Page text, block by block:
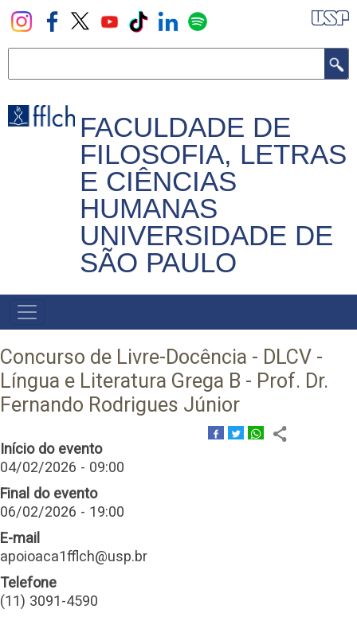
Pular
para
principal
FACULDADE DE
FILOSOFIA, LETRAS
E CIÊNCIAS
HUMANAS
UNIVERSIDADE DE
SÃO PAULO
NAVEGADOR
PRINCIPAL
Concurso de Livre-Docência - DLCV -
Língua e Literatura Grega B - Prof. Dr.
Fernando Rodrigues Júnior
Início do evento
04/02/2026 - 09:00
Final do evento
06/02/2026 - 19:00
E-mail
apoioaca1fflch@usp.br
Telefone
(11) 3091-4590